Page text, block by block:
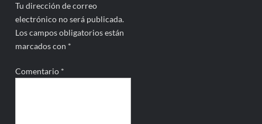
Tu dirección de correo
electrónico no será publicada.
Los campos obligatorios están
marcados con *
Comentario *